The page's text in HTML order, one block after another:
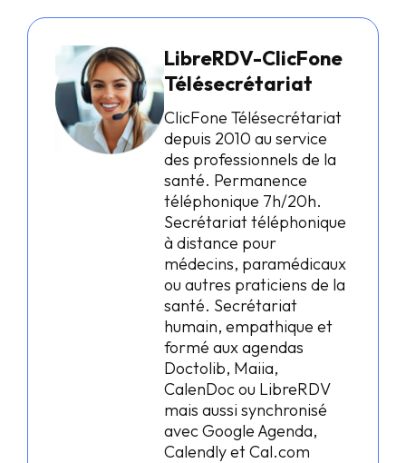
LibreRDV-ClicFone
Télésecrétariat
ClicFone Télésecrétariat
depuis 2010 au service
des professionnels de la
santé. Permanence
téléphonique 7h/20h.
Secrétariat téléphonique
à distance pour
médecins, paramédicaux
ou autres praticiens de la
santé. Secrétariat
humain, empathique et
formé aux agendas
Doctolib, Maiia,
CalenDoc ou LibreRDV
mais aussi synchronisé
avec Google Agenda,
Calendly et Cal.com